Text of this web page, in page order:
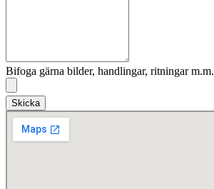
Bifoga gärna bilder, handlingar, ritningar m.m.
Skicka